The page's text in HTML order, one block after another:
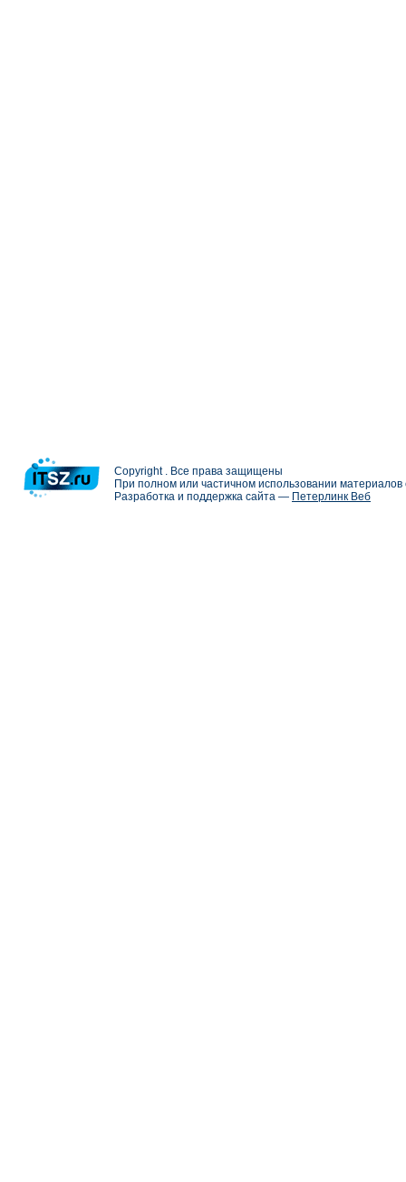
Copyright . Все права защищены
При полном или частичном использовании
Разработка и поддержка сайта — Петерлинк Веб